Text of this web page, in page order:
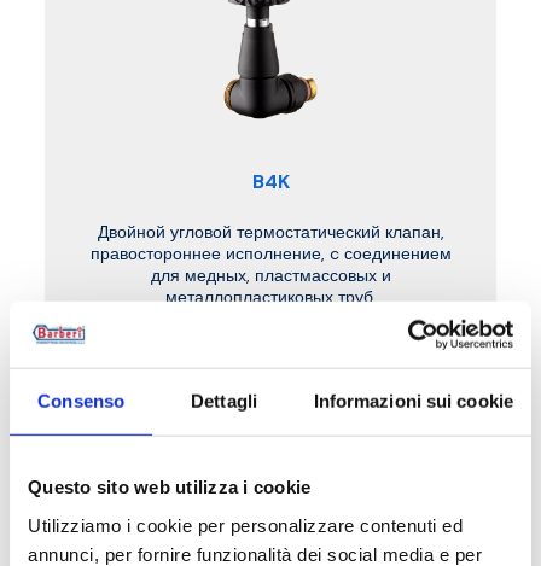
Consenso Dettagli Informazioni sui cookie
Questo sito web utilizza i cookie
Utilizziamo i cookie per personalizzare contenuti ed
annunci, per fornire funzionalità dei social media e per
B4K
Двойной угловой термостатический клапан,
правостороннее исполнение, c соединением
для медных, пластмассовых и
металлопластиковых труб.
Макс. рабочая температура: 95 °C.
Максимальное рабочее давление
: 10 бар